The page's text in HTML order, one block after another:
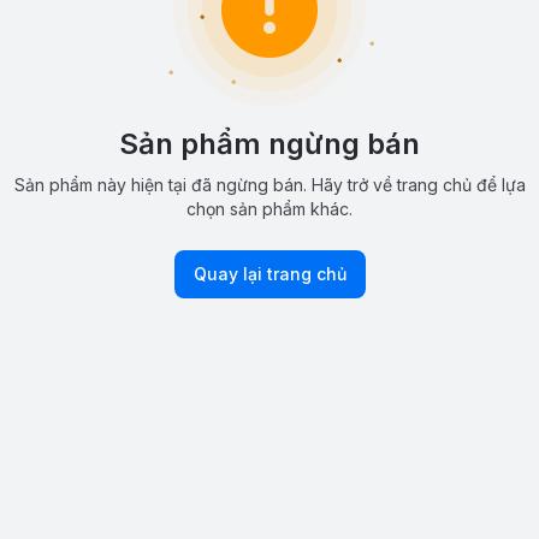
Sản phẩm ngừng bán
Sản phẩm này hiện tại đã ngừng bán. Hãy trở về trang chủ để lựa
chọn sản phẩm khác.
Quay lại trang chủ